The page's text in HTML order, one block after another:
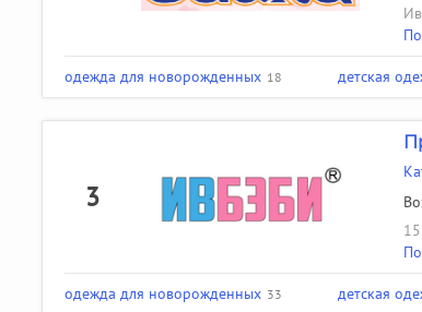
одежда для новорожденных 18 детская
3
одежда для новорожденных 33 детская